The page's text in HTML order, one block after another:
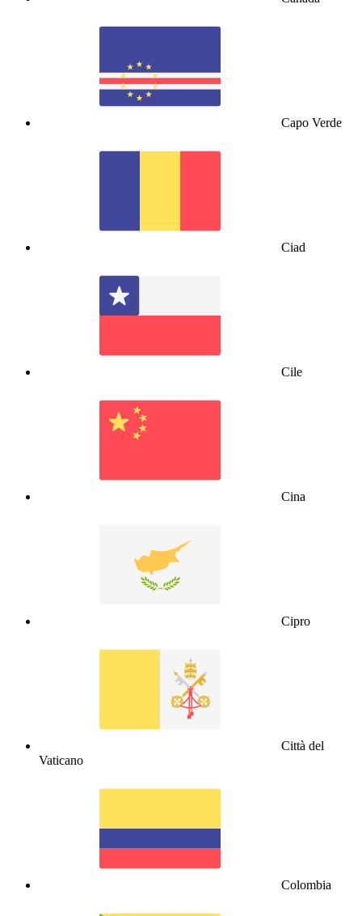
Capo Verde
Ciad
Cile
Cina
Cipro
Città del
Vaticano
Colombia